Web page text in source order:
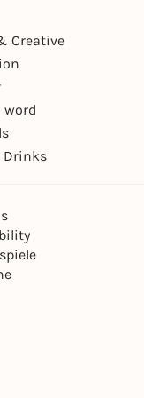
Creative
word
Drinks